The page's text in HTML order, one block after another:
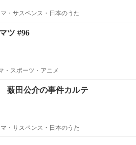
・サスペンス・日本のうた
ツ #96
・スポーツ・アニメ
薮田公介の事件カルテ
・サスペンス・日本のうた